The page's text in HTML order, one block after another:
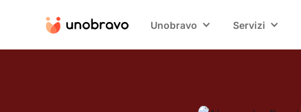
Unobravo Servizi